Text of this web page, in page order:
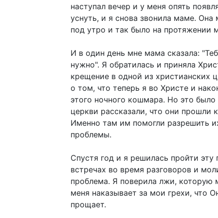
наступал вечер и у меня опять
уснуть, и я снова звонила маме. Она
под утро и так было на протяжении
И в один день мне мама сказала:
нужно". Я обратилась и приняла
крещение в одной из христианских
о том, что теперь я во Христе и
этого ночного кошмара. Но это
церкви рассказали, что они прошли
Именно там им помогли разрешить
проблемы.
Спустя год и я решилась пройти эту
встречах во время разговоров и
проблема. Я поверила лжи, которую
меня наказывает за мои грехи, что
прощает.